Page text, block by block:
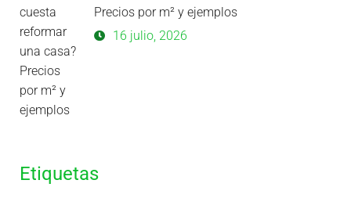
Precios por m² y ejemplos
16 julio, 2026
Etiquetas